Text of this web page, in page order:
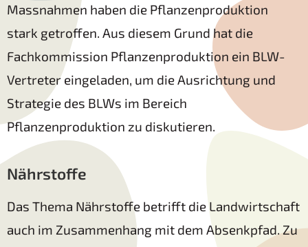
Massnahmen haben die Pflanzenproduktion
stark getroffen. Aus diesem Grund hat die
Fachkommission Pflanzenproduktion ein BLW-
Vertreter eingeladen, um die Ausrichtung und
Strategie des BLWs im Bereich
Pflanzenproduktion zu diskutieren.
Nährstoffe
Das Thema Nährstoffe betrifft die Landwirtschaft
auch im Zusammenhang mit dem Absenkpfad. Zu